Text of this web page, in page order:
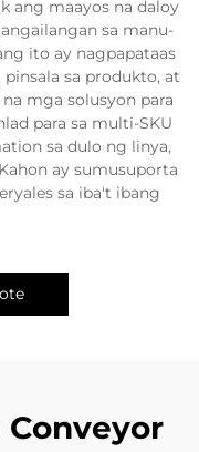
ang maayos na daloy
sa manu-
ito ay nagpapataas
sa produkto, at
mga solusyon para
para sa multi-SKU
sa dulo ng linya,
ay sumusuporta
sa iba't ibang
Conveyor